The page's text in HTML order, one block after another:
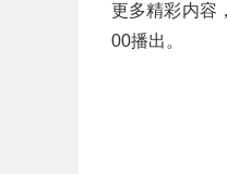
更多精彩内容
00播出。